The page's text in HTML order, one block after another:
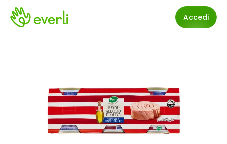
Accedi